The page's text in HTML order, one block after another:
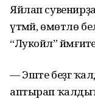
Яйлап
үтмәй, өмөтлө
“Лукойл”
— Эште беҙгә
аптырап